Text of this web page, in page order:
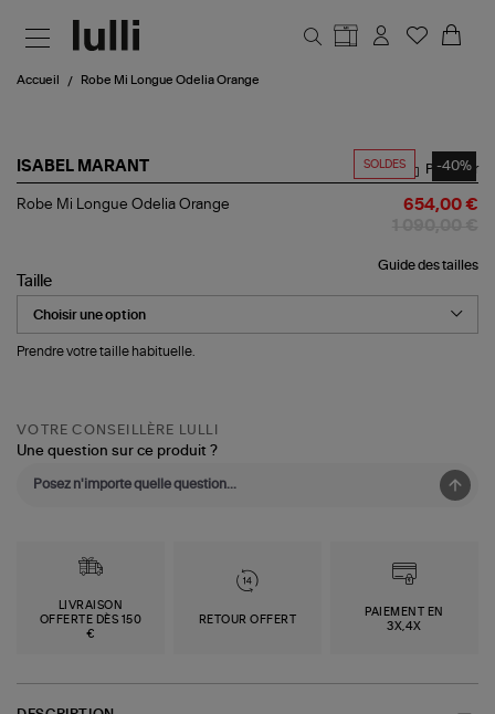
Accueil Robe Mi Longue Odelia Orange
SOLDES -40%
ISABEL MARANT
Robe
Orange
Partager
Robe Mi Longue Odelia Orange 654,00 €
Guide des tailles
Taille
Prendre votre taille habituelle.
VOTRE CONSEILLÈRE LULLI
Une question sur ce produit ?
LIVRAISON
OFFERTE DÈS 150
€
RETOUR OFFERT
PAIEMENT EN
3X,4X